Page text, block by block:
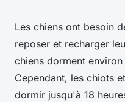
Les chiens ont besoin
reposer et recharger
chiens dorment
Cependant, les chiots
dormir jusqu'à 18